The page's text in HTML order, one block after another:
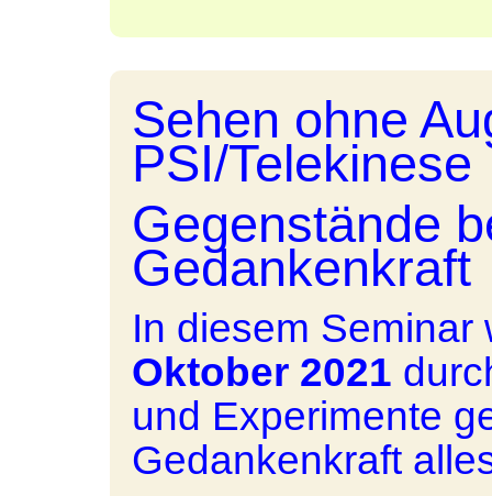
Sehen ohne
PSI/Telekinese
Gegenstände
Gedankenkraft
In diesem
Oktober 2021
und Experimente
Gedankenkraft